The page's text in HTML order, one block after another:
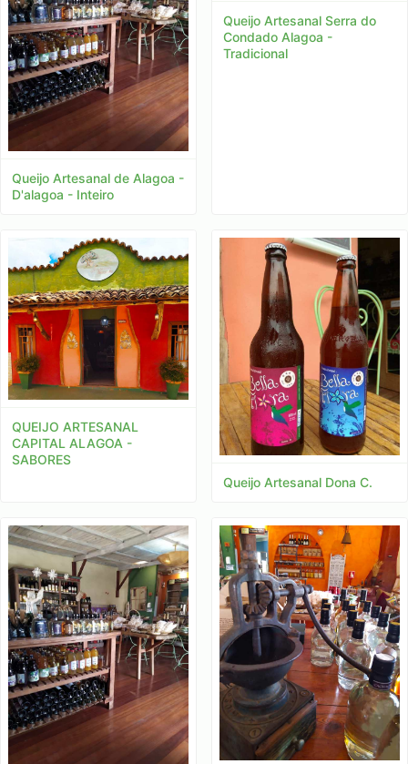
Queijo Artesanal de Alagoa -
D'alagoa - Inteiro
Queijo Artesanal Serra do
Condado Alagoa -
Tradicional
QUEIJO ARTESANAL
CAPITAL ALAGOA -
SABORES
Queijo Artesanal Dona C.